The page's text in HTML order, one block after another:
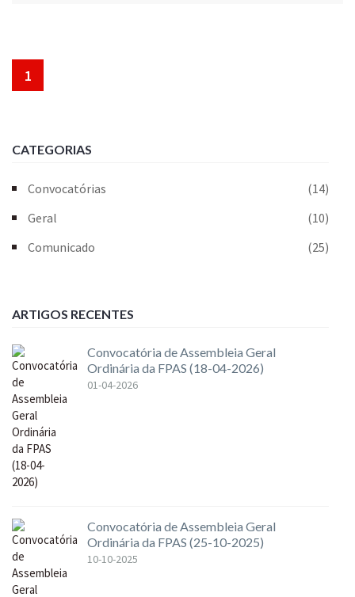
1
CATEGORIAS
Convocatórias
(14)
Geral
(10)
Comunicado
(25)
ARTIGOS RECENTES
Convocatória de Assembleia Geral
Ordinária da FPAS (18-04-2026)
01-04-2026
Convocatória de Assembleia Geral
Ordinária da FPAS (25-10-2025)
10-10-2025